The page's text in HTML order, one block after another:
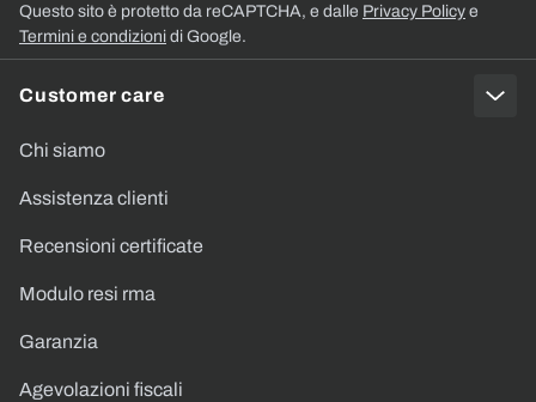
Customer care
Chi siamo
Assistenza clienti
Recensioni certificate
Modulo resi rma
Garanzia
Agevolazioni fiscali
Questo sito è protetto da reCAPTCHA, e dalle Privacy Policy e
Termini e condizioni di Google.